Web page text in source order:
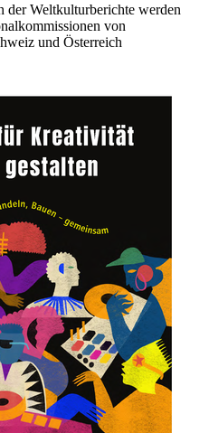
der Weltkulturberichte werden
von
und Österreich